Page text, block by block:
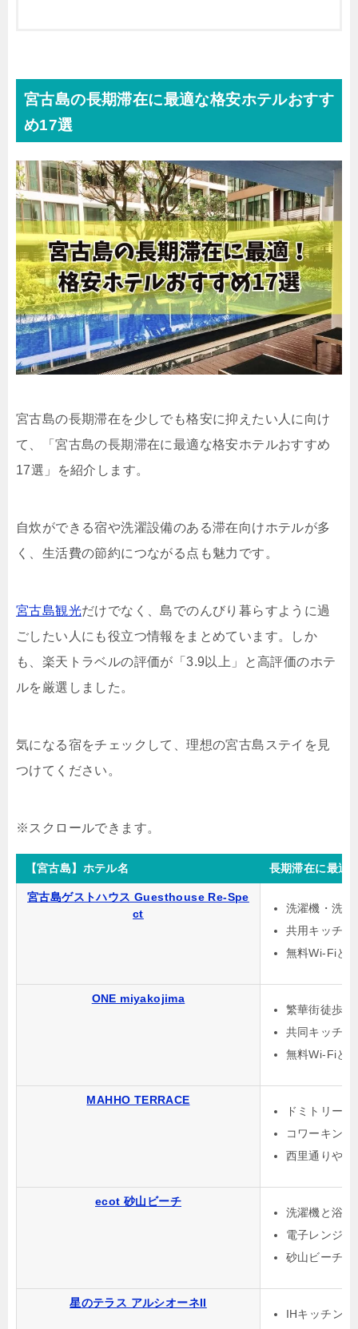
宮古島の長期滞在に最適な格安ホテルおすす
め17選
宮古島の長期滞在を少しでも格安に抑えたい人に向け
て、「宮古島の長期滞在に最適な格安ホテルおすすめ
17選」を紹介します。
自炊ができる宿や洗濯設備のある滞在向けホテルが多
く、生活費の節約につながる点も魅力です。
宮古島観光だけでなく、島でのんびり暮らすように過
ごしたい人にも役立つ情報をまとめています。しか
も、楽天トラベルの評価が「3.9以上」と高評価のホテ
ルを厳選しました。
気になる宿をチェックして、理想の宮古島ステイを見
つけてください。
【宮古島】ホテル名 長期滞在に最適
宮古島ゲストハウス Guesthouse Re-Spe
ct
洗濯機・洗
共用キッチ
無料Wi-Fiと
ONE miyakojima
繁華街徒歩1
共同キッチ
無料Wi-Fiと
MAHHO TERRACE
ドミトリー
コワーキン
西里通りや
ecot 砂山ビーチ
洗濯機と浴
電子レンジ
砂山ビーチ
星のテラス アルシオーネII
IHキッチン